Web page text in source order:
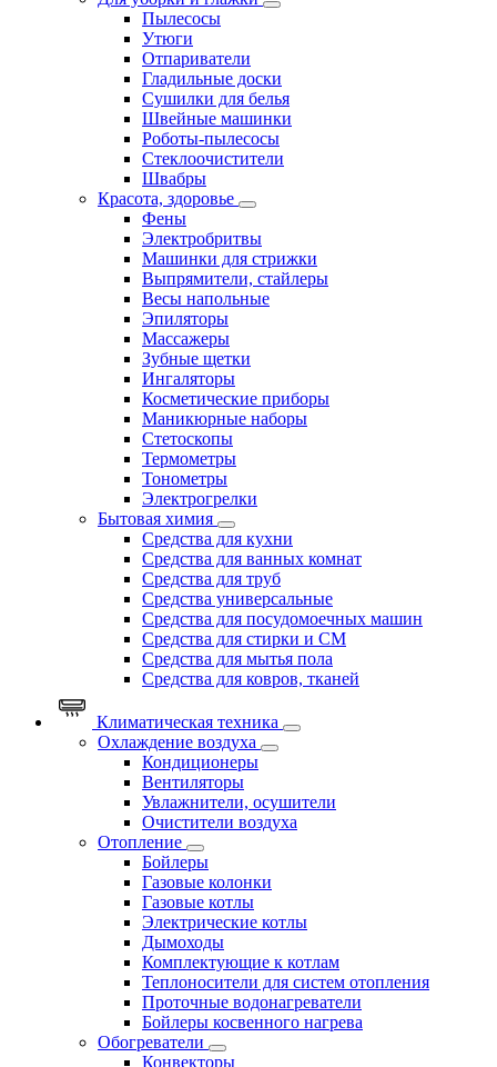
Пылесосы
Утюги
Отпариватели
Гладильные доски
Сушилки для белья
Швейные машинки
Роботы-пылесосы
Стеклоочистители
Швабры
Красота, здоровье
Фены
Электробритвы
Машинки для стрижки
Выпрямители, стайлеры
Весы напольные
Эпиляторы
Массажеры
Зубные щетки
Ингаляторы
Косметические приборы
Маникюрные наборы
Стетоскопы
Термометры
Тонометры
Электрогрелки
Бытовая химия
Средства для кухни
Средства для ванных комнат
Средства для труб
Средства универсальные
Средства для посудомоечных машин
Средства для стирки и СМ
Средства для мытья пола
Средства для ковров, тканей
Климатическая техника
Охлаждение воздуха
Кондиционеры
Вентиляторы
Увлажнители, осушители
Очистители воздуха
Отопление
Бойлеры
Газовые колонки
Газовые котлы
Электрические котлы
Дымоходы
Комплектующие к котлам
Теплоносители для систем отопления
Проточные водонагреватели
Бойлеры косвенного нагрева
Обогреватели
Конвекторы